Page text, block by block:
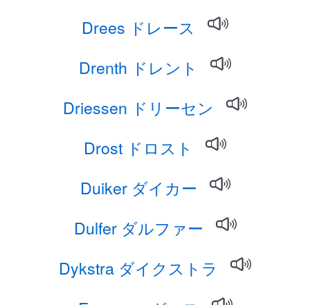
Drees ドレース
Drenth ドレント
Driessen ドリーセン
Drost ドロスト
Duiker ダイカー
Dulfer ダルファー
Dykstra ダイクストラ